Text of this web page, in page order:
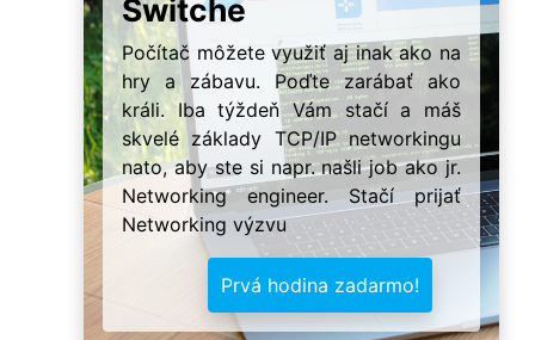
Switche
Počítač môžete využiť aj inak ako na
hry a zábavu. Poďte zarábať ako
králi. Iba týždeň Vám stačí a máš
skvelé základy TCP/IP networkingu
nato, aby ste si napr. našli job ako jr.
Networking engineer. Stačí prijať
Networking výzvu
Prvá hodina zadarmo!